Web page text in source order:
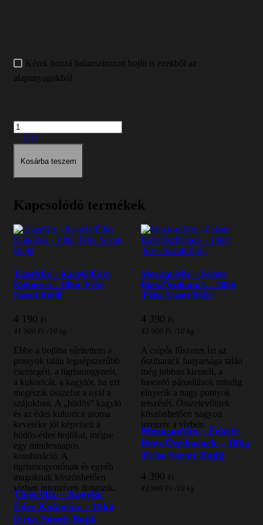
Kérek hozzá balanszírozott bojlit is ezekből az
alapanyagokból
Mennyiség
Kosárba teszem
Kapcsolódó termékek
TigerMix – Kagyló/Édes
Kukorica – 10kg |Friss
Sózott Bojli|
4 190 Ft
41 900 Ft 10 kg
Ebbe a bojliba sűrítettem a
pontyok talán legnépszerűbb
csemegéit, a tigrismogyorót,
a kukoricát, a kagylót, ha ezt
megérzik összefut a nyál a
szájukban. A „büdös” kagyló
és az édes kukorica aroma
keveréke jól képviseli a
büdös-édes bojlikat, mégse
egy mindennapos
kombináció. A
tigrismogyorónak és egyéb
magoknak köszönhetően
vízben intenzíven dolgozik.
TigerMix – Kagyló/
Édes Kukorica – 10kg
|Friss Sózott Bojli|
MexicanMix – Fekete
Bors/Őszibarack – 10kg
|Friss Sózott Bojli|
4 390 Ft
43 900 Ft 10 kg
A csípős fűszeres ízt az
őszibarack fanyarsága talán
még jobban kiemeli, a
hasonló párosítások mindig
elnyerik a nagy pontyok
tetszését. Összetevőinek
köszönhetően nagyon
intenzív a vízben.
MexicanMix – Fekete
Bors/Őszibarack – 10kg
|Friss Sózott Bojli|
4 390 Ft
43 900 Ft 10 kg